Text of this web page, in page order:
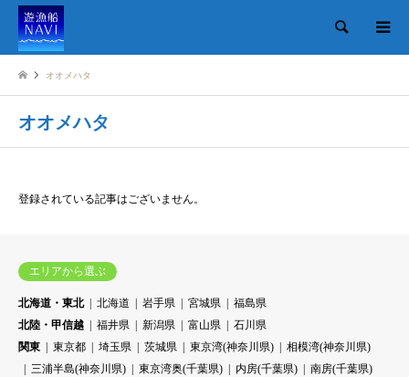
検索
オオメハタ
オオメハタ
登録されている記事はございません。
エリアから選ぶ
北海道・東北 北海道 岩手県 宮城県
福島県
北陸・甲信越
福井県 新潟県 富山県
石川県
関東
東京都 埼玉県 茨城県 東京湾(神奈川県)
相模湾(神奈川県)
三浦半島(神奈川県)
東京湾奥(千葉県) 内房(千葉県)
南房(千葉県)